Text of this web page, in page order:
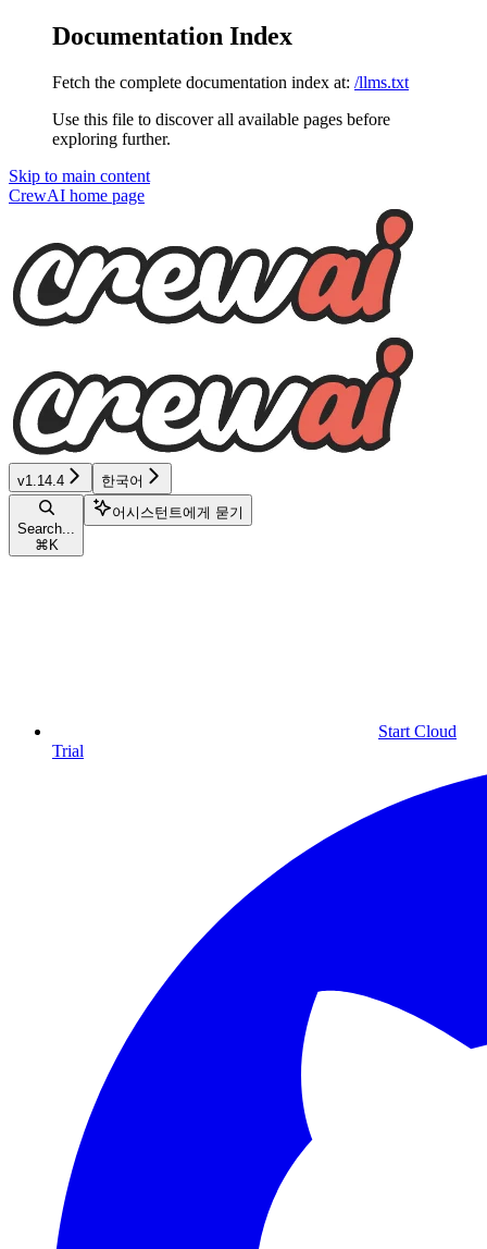
Documentation Index
Fetch the complete documentation index at: /llms.txt
Use this file to discover all available pages before
exploring further.
Skip to main content
CrewAI home page
v1.14.4 한국어
Search...
⌘ K
어시스턴트에게 묻기
Start Cloud
Trial